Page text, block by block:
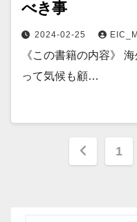
べき事
2024-02-25
《この書籍の内容》
って気候も顧…
投
1